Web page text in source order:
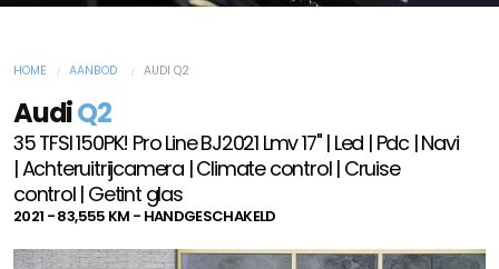
HOME AANBOD AUDI Q2
AudiQ2
35 TFSI 150PK! Pro Line BJ2021 Lmv 17" | Led | Pdc | Navi
| Achteruitrijcamera | Climate control | Cruise
control | Getint glas
2021 - 83,555 KM - HANDGESCHAKELD